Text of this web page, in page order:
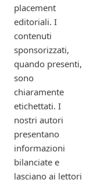
placement
editoriali. I
contenuti
sponsorizzati,
quando presenti,
sono
chiaramente
etichettati. I
nostri autori
presentano
informazioni
bilanciate e
lasciano ai lettori